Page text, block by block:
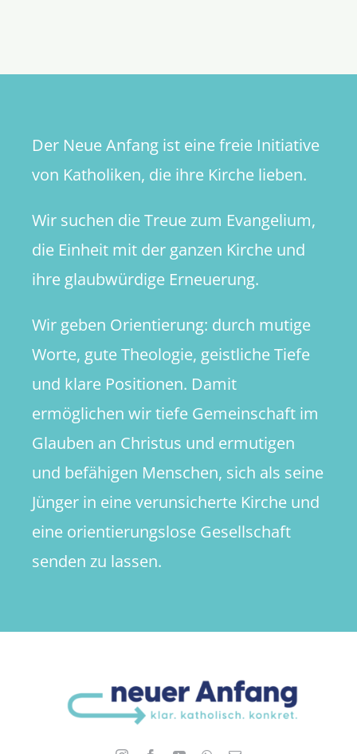
Der Neue Anfang ist eine freie Initiative
von Katholiken, die ihre Kirche lieben.
Wir suchen die Treue zum Evangelium,
die Einheit mit der ganzen Kirche und
ihre glaubwürdige Erneuerung.
Wir geben Orientierung: durch mutige
Worte, gute Theologie, geistliche Tiefe
und klare Positionen. Damit
ermöglichen wir tiefe Gemeinschaft im
Glauben an Christus und ermutigen
und befähigen Menschen, sich als seine
Jünger in eine verunsicherte Kirche und
eine orientierungslose Gesellschaft
senden zu lassen.